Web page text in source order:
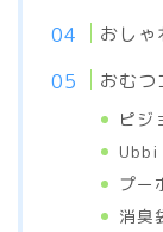
おしゃ
おむ
ピジ
Ubbi
プー
消臭